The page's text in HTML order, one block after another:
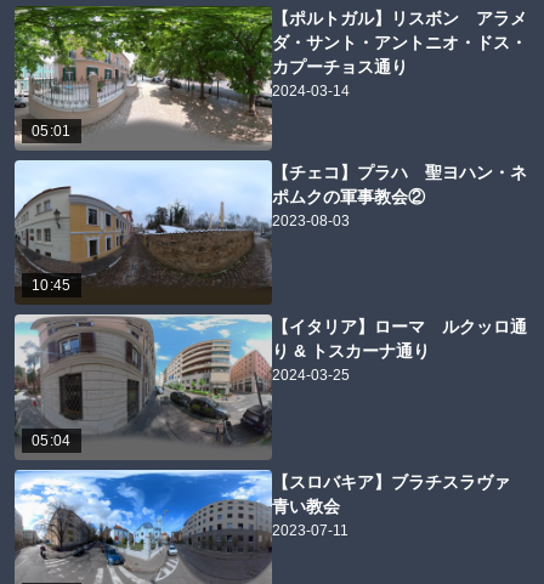
05:01
【ポルトガル】リスボン アラメ
ダ・サント・アントニオ・ドス・
カプーチョス通り
2024-03-14
10:45
【チェコ】プラハ 聖ヨハン・ネ
ポムクの軍事教会②
2023-08-03
05:04
【イタリア】ローマ ルクッロ通
り & トスカーナ通り
2024-03-25
【スロバキア】ブラチスラヴァ
青い教会
2023-07-11